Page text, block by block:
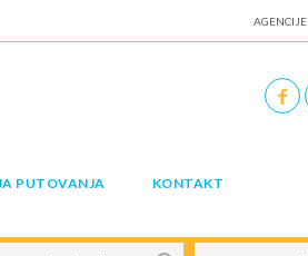
AGENCIJE
PUTOVANJA KONTAKT